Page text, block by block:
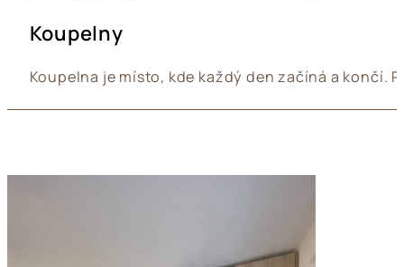
Koupelny
Koupelna je místo, kde každý den začíná a